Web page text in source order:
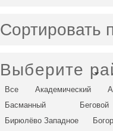
Сортировать
Выберите
Все Академический
Басманный
Беговой
Бирюлёво Западное